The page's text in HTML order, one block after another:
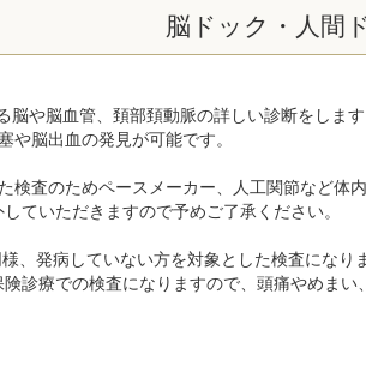
脳ドック・人間
脳や脳血管、頚部頚動脈の詳しい診断をしま
や脳出血の発見が可能です。
検査のためペースメーカー、人工関節など体
ていただきますので予めご了承ください。
、発病していない方を対象とした検査にな
診療での検査になりますので、頭痛やめま